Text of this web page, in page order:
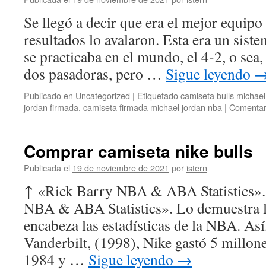
Se llegó a decir que era el mejor
resultados lo avalaron. Esta era un
se practicaba en el mundo, el 4-2, o
dos pasadoras, pero … Sigue leyendo
Publicado en Uncategorized | Etiquetadocamiseta bulls
jordan firmada, camiseta firmada michael jordan nba |
Comprar camiseta nike bulls
Publicada el 19 de noviembre de 2021 por istern
↑ «Rick Barry NBA & ABA
NBA & ABA Statistics». Lo demuestra
encabeza las estadísticas de la NBA.
Vanderbilt, (1998), Nike gastó 5
1984 y … Sigue leyendo →